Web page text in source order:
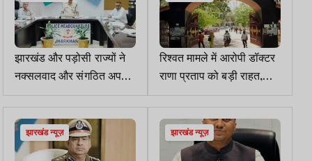
झारखंड और पड़ोसी राज्यों ने
नक्सलवाद और संगठित अपराध
से लड़ने के लिए नई रणनीति
बनाई
रिश्वत मामले में आरोपी डॉक्टर
राणा प्रताप को बड़ी राहत,
ACB कोर्ट ने किया बरी
झारखंड न्यूज़ झारखंड न्यूज़